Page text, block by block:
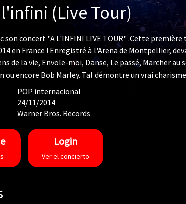
l'infini (Live Tour)
son concert "A L'INFINI LIVE TOUR" .Cette
en France ! Enregistré à l'Arena de Montpellier,
de la vie, Envole-moi, Danse, Le passé, Marcher
ou encore Bob Marley. Tal démontre un vrai
et au clavier !
POP internacional
24/11/2014
Warner Bros. Records
Login
Ver el concierto